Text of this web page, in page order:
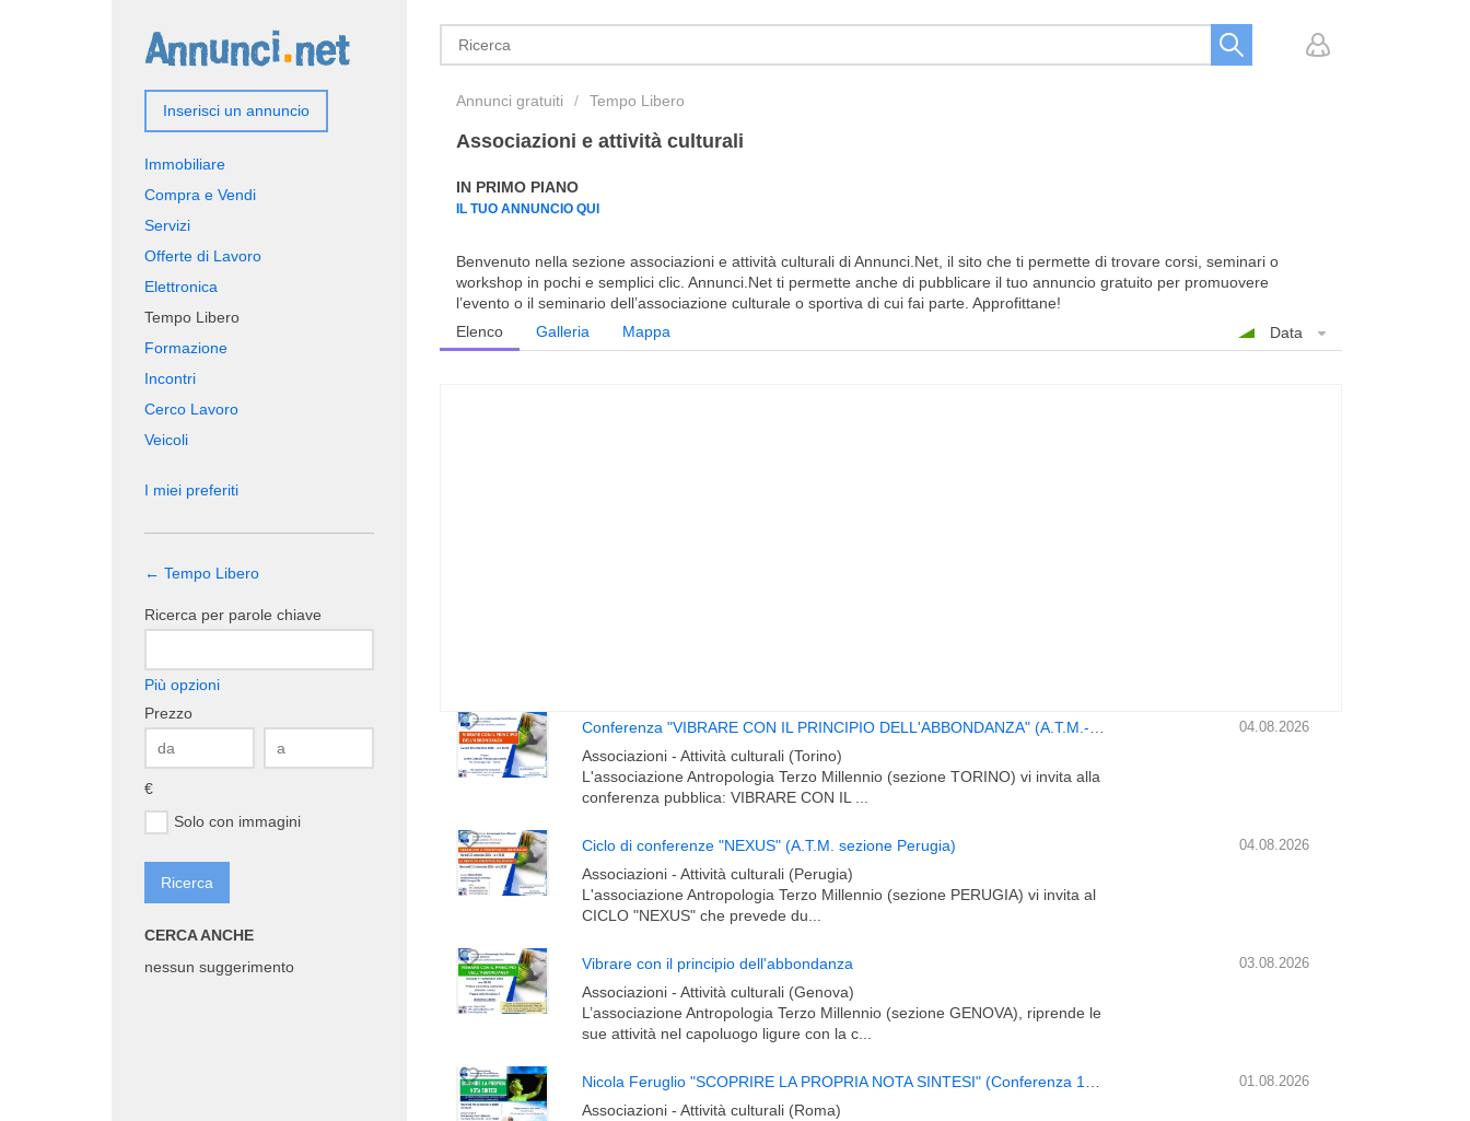
Annunci gratuiti Tempo Libero
Associazioni e attività culturali
IN PRIMO PIANO
IL TUO ANNUNCIO QUI
Benvenuto nella sezione associazioni e attività culturali di Annunci.Net, il sito che ti permette di trovare corsi, seminari o
workshop in pochi e semplici clic. Annunci.Net ti permette anche di pubblicare il tuo annuncio gratuito per promuovere
l’evento o il seminario dell’associazione culturale o sportiva di cui fai parte. Approfittane!
Elenco
Galleria Mappa Data
04.08.2026
Associazioni - Attività culturali (Torino)
L'associazione Antropologia Terzo Millennio (sezione TORINO) vi invita alla
conferenza pubblica: VIBRARE CON IL ...
04.08.2026
Ciclo di conferenze "NEXUS" (A.T.M. sezione Perugia)
Associazioni - Attività culturali (Perugia)
L'associazione Antropologia Terzo Millennio (sezione PERUGIA) vi invita al
CICLO "NEXUS" che prevede du...
03.08.2026
Vibrare con il principio dell'abbondanza
Associazioni - Attività culturali (Genova)
L’associazione Antropologia Terzo Millennio (sezione GENOVA), riprende le
sue attività nel capoluogo ligure con la c...
01.08.2026
Associazioni - Attività culturali (Roma)
Inserisci un annuncio
Immobiliare
Compra e Vendi
Servizi
Offerte di Lavoro
Elettronica
Tempo Libero
Formazione
Incontri
Cerco Lavoro
Veicoli
I miei preferiti
← Tempo Libero
Ricerca per parole chiave
Più opzioni
Prezzo
€
Solo con immagini
CERCA ANCHE
nessun suggerimento